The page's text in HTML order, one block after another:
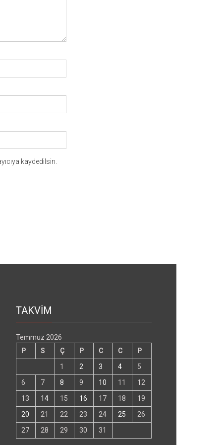
kaydedilsin.
TAKVİM
Temmuz 2026
P
S Ç P C C
P
1
2 3 4
5
6
7 8 9 10 11
12
13
14 15 16 17 18
19
20
21 22 23 24 25
26
27
28 29 30 31